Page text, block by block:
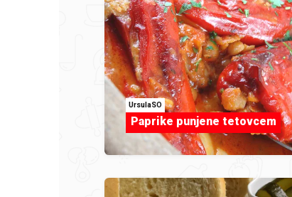
UrsulaSO
Paprike punjene tetovcem